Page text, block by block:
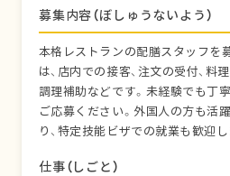
募集内容（ぼしゅうないよう）
本格レストランの配膳スタッフを
は、店内での接客、注文の受付、料
調理補助などです。未経験でも丁
ご応募ください。外国人の方も活
り、特定技能ビザでの就業も歓迎し
仕事（しごと）